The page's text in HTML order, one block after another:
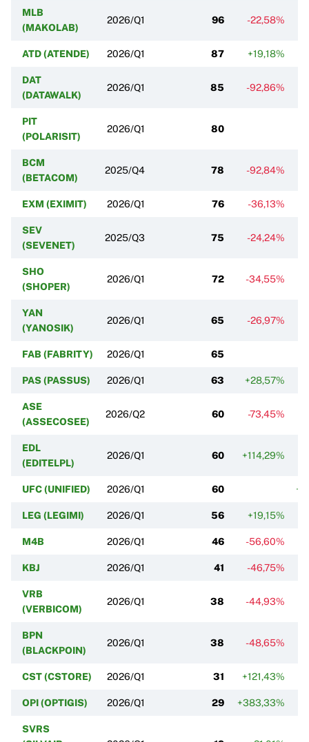
MLB
(MAKOLAB)
2026/Q1 96 -22,58%
ATD (ATENDE) 2026/Q1 87 +19,18%
DAT
(DATAWALK)
2026/Q1 85 -92,86%
PIT
(POLARISIT)
2026/Q1 80
BCM
(BETACOM)
2025/Q4 78 -92,84%
EXM (EXIMIT) 2026/Q1 76 -36,13%
SEV
(SEVENET)
2025/Q3 75 -24,24%
SHO
(SHOPER)
2026/Q1 72 -34,55%
YAN
(YANOSIK)
2026/Q1 65 -26,97%
FAB (FABRITY) 2026/Q1 65
PAS (PASSUS) 2026/Q1 63 +28,57%
ASE
(ASSECOSEE)
2026/Q2 60 -73,45%
EDL
(EDITELPL)
2026/Q1 60 +114,29%
UFC (UNIFIED) 2026/Q1 60
LEG (LEGIMI) 2026/Q1 56 +19,15%
M4B 2026/Q1 46 -56,60%
KBJ 2026/Q1 41 -46,75%
VRB
(VERBICOM)
2026/Q1 38 -44,93%
BPN
(BLACKPOIN)
2026/Q1 38 -48,65%
CST (CSTORE) 2026/Q1 31 +121,43%
OPI (OPTIGIS) 2026/Q1 29 +383,33%
SVRS